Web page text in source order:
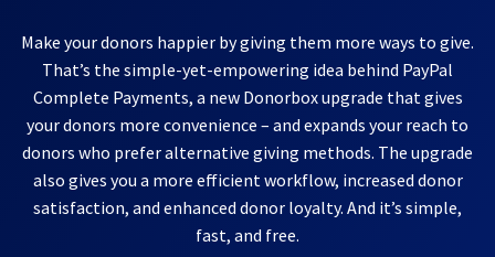
Make your donors happier by giving them more ways to give.
That’s the simple-yet-empowering idea behind PayPal
Complete Payments, a new Donorbox upgrade that gives
your donors more convenience – and expands your reach to
donors who prefer alternative giving methods. The upgrade
also gives you a more efficient workflow, increased donor
satisfaction, and enhanced donor loyalty. And it’s simple,
fast, and free.